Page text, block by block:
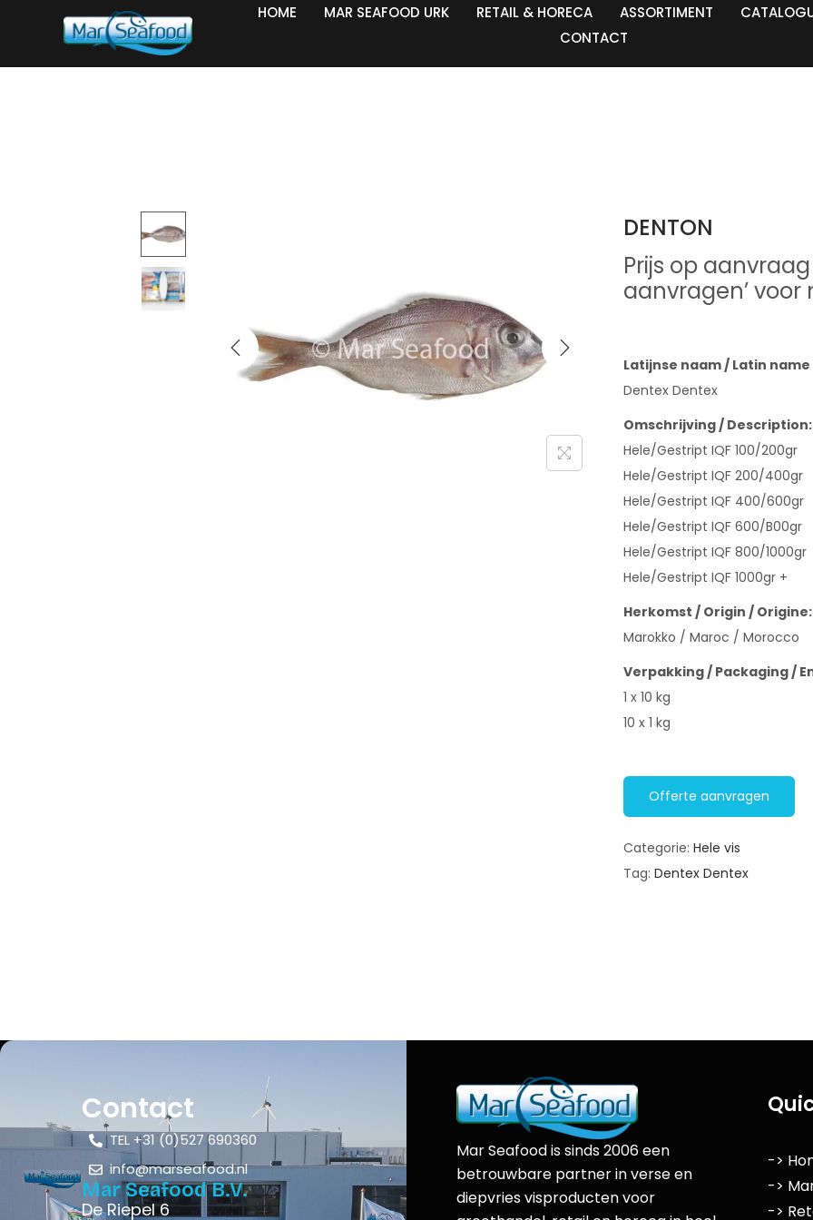
Home / Hele vis / DENTON
DENTON
Prijs op
aanvragen’
Latijnse naam / Latin name
Dentex Dentex
Omschrijving / Description:
Hele/Gestript IQF 100/200gr
Hele/Gestript IQF 200/400gr
Hele/Gestript IQF 400/600gr
Hele/Gestript IQF 600/B00gr
Hele/Gestript IQF 800/1000gr
Hele/Gestript IQF 1000gr +
Herkomst / Origin / Origine:
Marokko / Maroc / Morocco
Verpakking / Packaging /
1 x 10 kg
10 x 1 kg
Offerte aanvragen
Categorie: Hele vis
Tag: Dentex Dentex
HOME MAR SEAFOOD URK RETAIL & HORECA ASSORTIMENT
CONTACT
Contact
TEL +31 (0)527 690360
info@marseafood.nl
Mar Seafood B.V.
De Riepel 6
Mar Seafood is sinds 2006 een
betrouwbare partner in verse en
diepvries visproducten voor
->
->
->